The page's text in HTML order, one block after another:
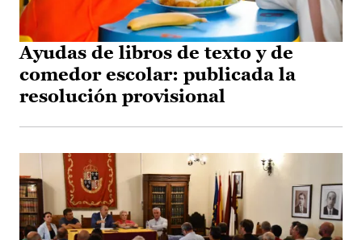
Ayudas de libros de texto y de
comedor escolar: publicada la
resolución provisional